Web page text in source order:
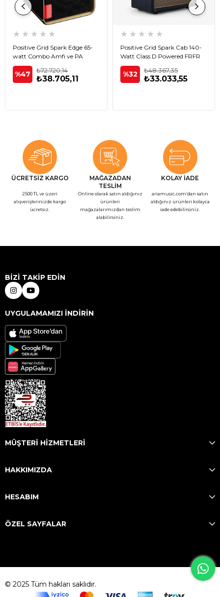
★ ★ ★ ★ ★
Positive Grid Spark Edge 65-
watt Combo Amfi ve PA
Sistem
%47 ₺38.705,11
₺72.720,14
★ ★ ★ ★ ★
Positive Grid Spark Cab 140-
Watt Class D Powered FRFR
Kabin
%32 ₺33.033,55
₺48.367,35
ÜCRETSİZ KARGO
2500 TL ve üzeri
alışverişlerinizde kargo
ücretsiz.
MAĞAZADAN
TESLİM
Online olarak satın aldığınız
ürünleri
mağazalarımızdan teslim
alabilirsiniz.
KOLAY İADE
ariamusic.com’dan satın
aldığınız ürünleri kolayca
iade edebilirsiniz.
BİZİ TAKİP EDİN
UYGULAMAMIZI İNDİRİN
MÜŞTERİ HİZMETLERİ
HAKKIMIZDA
HESABIM
ÖZEL SAYFALAR
© 2025 Tüm hakları saklıdır.